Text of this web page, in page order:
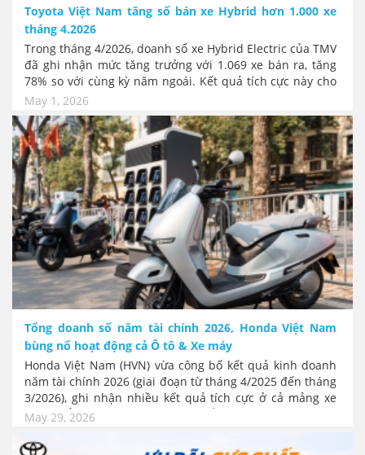
Toyota Việt Nam tăng số bán xe Hybrid hơn 1.000 xe
tháng 4.2026
Trong tháng 4/2026, doanh số xe Hybrid Electric của TMV
đã ghi nhận mức tăng trưởng với 1.069 xe bán ra, tăng
78% so với cùng kỳ năm ngoái. Kết quả tích cực này cho
thấy xu hướng của khách hàng Việt Nam đang tích cực
chuyển dịch sang dòng xe Hybrid Electric. Bất ngờ
là mẫu MPV 7 chỗ Veloz Cross vươn lên dẫn đầu doanh
số của TMV với 1.503 xe. Tiếp ttheo trong tháng 5, TMV
cũng công bố thêm nhiều khuyến mại hấp dẫn cho các
dòng xe ăn khách.
May 1, 2026
Tổng doanh số năm tài chính 2026, Honda Việt Nam
bùng nổ hoạt động cả Ô tô & Xe máy
Honda Việt Nam (HVN) vừa công bố kết quả kinh doanh
năm tài chính 2026 (giai đoạn từ tháng 4/2025 đến tháng
3/2026), ghi nhận nhiều kết quả tích cực ở cả mảng xe
máy và Ô tô, hãng cũng tiếp tục đẩy mạnh các hoạt động
xã hội và đóng góp cộng đồng hướng tới mục tiêu phát
triển bền vững cả về giao thông lẫn môi trường.
May 29, 2026